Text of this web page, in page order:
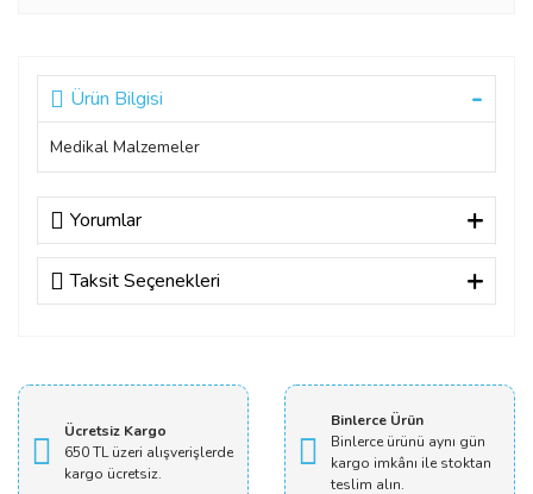
Ürün Bilgisi
Medikal Malzemeler
Yorumlar
Bu ürüne ilk yorumu siz yapın!
Taksit Seçenekleri
Ücretsiz Kargo
650 TL üzeri alışverişlerde
kargo ücretsiz.
Binlerce Ürün
Binlerce ürünü aynı gün
kargo imkânı ile stoktan
teslim alın.